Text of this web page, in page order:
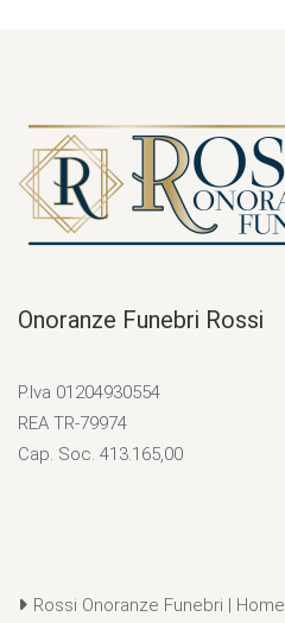
Onoranze Funebri Rossi
P.Iva 01204930554
REA TR-79974
Cap. Soc. 413.165,00
Rossi Onoranze Funebri | Home